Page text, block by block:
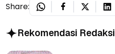
Share:
Rekomendasi Redaksi